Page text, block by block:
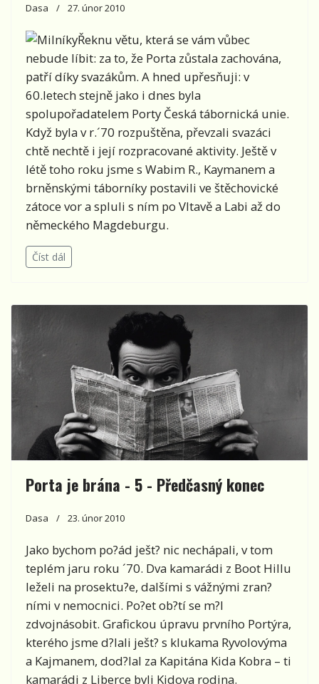
Dasa 27. únor 2010
Řeknu větu, která se vám vůbec
nebude líbit: za to, že Porta zůstala zachována,
patří díky svazákům. A hned upřesňuji: v
60.letech stejně jako i dnes byla
spolupořadatelem Porty Česká tábornická unie.
Když byla v r.´70 rozpuštěna, převzali svazáci
chtě nechtě i její rozpracované aktivity. Ještě v
létě toho roku jsme s Wabim R., Kaymanem a
brněnskými táborníky postavili ve štěchovické
zátoce vor a spluli s ním po Vltavě a Labi až do
německého Magdeburgu.
Číst dál
Porta je brána - 5 - Předčasný konec
Dasa 23. únor 2010
Jako bychom po?ád ješt? nic nechápali, v tom
teplém jaru roku ´70. Dva kamarádi z Boot Hillu
leželi na prosektu?e, dalšími s vážnými zran?
ními v nemocnici. Po?et ob?tí se m?l
zdvojnásobit. Grafickou úpravu prvního Portýra,
kterého jsme d?lali ješt? s klukama Ryvolovýma
a Kajmanem, dod?lal za Kapitána Kida Kobra – ti
kamarádi z Liberce byli Kidova rodina.